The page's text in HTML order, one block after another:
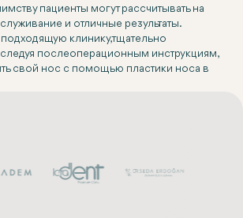
пациенты могут рассчитывать на
и отличные результаты.
клинику, тщательно
послеоперационным инструкциям,
свой нос с помощью пластики носа в